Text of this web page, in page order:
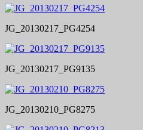
JG_20130217_PG4254
JG_20130217_PG9135
JG_20130210_PG8275